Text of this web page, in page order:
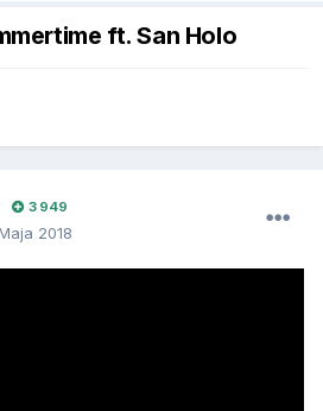
ft. San Holo
3 949
2018